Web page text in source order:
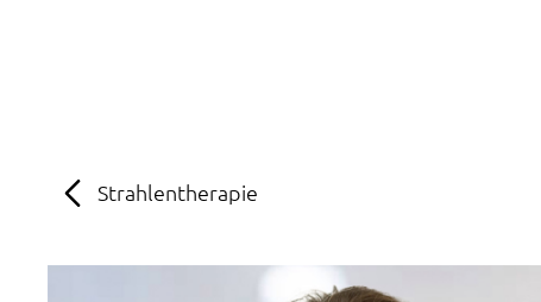
Strahlentherapie